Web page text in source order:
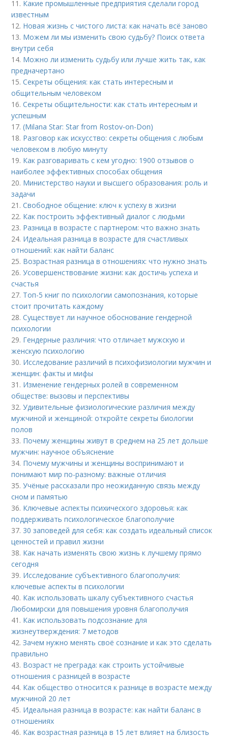
11. Какие промышленные предприятия сделали город
известным
12. Новая жизнь с чистого листа: как начать всё заново
13. Можем ли мы изменить свою судьбу? Поиск ответа
внутри себя
14. Можно ли изменить судьбу или лучше жить так, как
предначертано
15.Секреты общения: как стать интересным и
общительным человеком
16.Секреты общительности: как стать интересным и
успешным
17.(Milana Star: Star from Rostov-on-Don)
18. Разговор как искусство: секреты общения с любым
человеком в любую минуту
19. Как разговаривать с кем угодно: 1900 отзывов о
наиболее эффективных способах общения
20. Министерство науки и высшего образования: роль и
задачи
21.Свободное общение: ключ к успеху в жизни
22. Как построить эффективный диалог с людьми
23. Разница в возрасте с партнером: что важно знать
24. Идеальная разница в возрасте для счастливых
отношений: как найти баланс
25. Возрастная разница в отношениях: что нужно знать
26.Усовершенствование жизни: как достичь успеха и
счастья
27. Топ-5 книг по психологии самопознания, которые
стоит прочитать каждому
28.Существует ли научное обоснование гендерной
психологии
29. Гендерные различия: что отличает мужскую и
женскую психологию
30. Исследование различий в психофизиологии мужчин и
женщин: факты и мифы
31. Изменение гендерных ролей в современном
обществе: вызовы и перспективы
32.Удивительные физиологические различия между
мужчиной и женщиной: откройте секреты биологии
полов
33. Почему женщины живут в среднем на 25 лет дольше
мужчин: научное объяснение
34. Почему мужчины и женщины воспринимают и
понимают мир по-разному: важные отличия
35.Учёные рассказали про неожиданную связь между
сном и памятью
36. Ключевые аспекты психического здоровья: как
поддерживать психологическое благополучие
37. 30 заповедей для себя: как создать идеальный список
ценностей и правил жизни
38. Как начать изменять свою жизнь к лучшему прямо
сегодня
39. Исследование субъективного благополучия:
ключевые аспекты в психологии
40. Как использовать шкалу субъективного счастья
Любомирски для повышения уровня благополучия
41. Как использовать подсознание для
жизнеутверждения: 7 методов
42.Зачем нужно менять своё сознание и как это сделать
правильно
43. Возраст не преграда: как строить устойчивые
отношения с разницей в возрасте
44. Как общество относится к разнице в возрасте между
мужчиной 20 лет
45. Идеальная разница в возрасте: как найти баланс в
отношениях
46. Как возрастная разница в 15 лет влияет на близость